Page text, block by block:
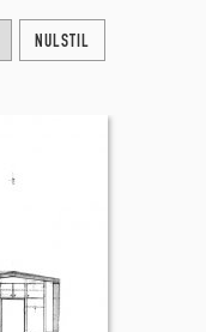
NULSTIL